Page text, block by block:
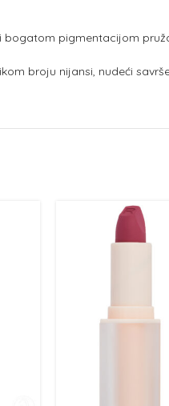
pigmentacijom
broju nijansi, nudeći